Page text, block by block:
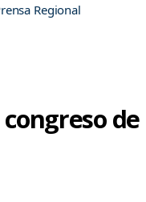
Regional
de